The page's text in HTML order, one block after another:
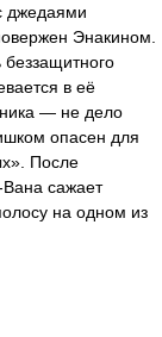
джедаями
Энакином.
беззащитного
в её
— не дело
опасен для
После
сажает
на одном из